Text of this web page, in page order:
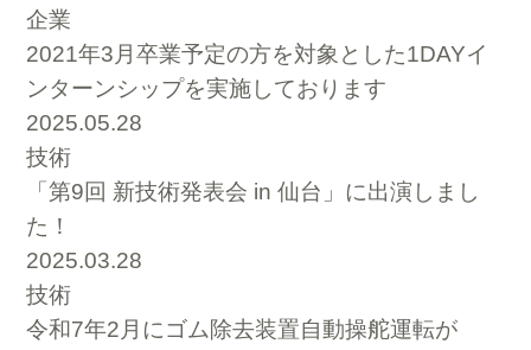
企業
2021年3月卒業予定の方を対象とした1DAYイ
ンターンシップを実施しております
2025.05.28
技術
「第9回 新技術発表会 in 仙台」に出演しまし
た！
2025.03.28
技術
令和7年2月にゴム除去装置自動操舵運転が